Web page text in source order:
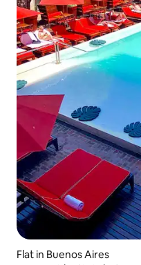
Flat in Buenos Aires